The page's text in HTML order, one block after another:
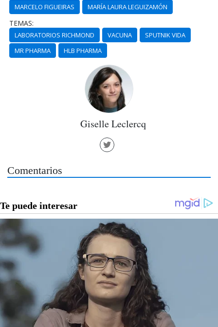
MARCELO FIGUEIRAS MARÍA LAURA LEGUIZAMÓN
TEMAS:
LABORATORIOS RICHMOND VACUNA
SPUTNIK VIDA
MR PHARMA
HLB PHARMA
Giselle Leclercq
Comentarios